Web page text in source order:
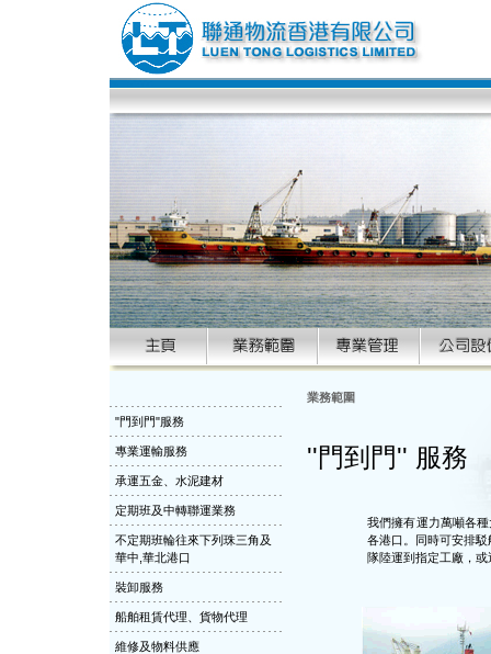
"門到門"服務
專業運輸服務
承運五金、水泥建材
定期班及中轉聯運業務
不定期班輪往來下列珠三角及
華中,華北港口
裝卸服務
船舶租賃代理、貨物代理
維修及物料供應
業務範圍
''門到門'' 服務
我們擁有運力萬噸各
各港口。同時可安排
隊陸運到指定工廠，